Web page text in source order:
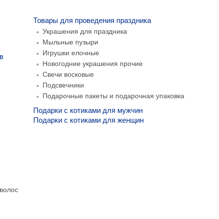
Товары для проведения праздника
Украшения для праздника
Мыльные пузыри
Игрушки елочные
Новогодние украшения прочие
Свечи восковые
Подсвечники
Подарочные пакеты и подарочная упаковка
Подарки с котиками для мужчин
Подарки с котиками для женщин